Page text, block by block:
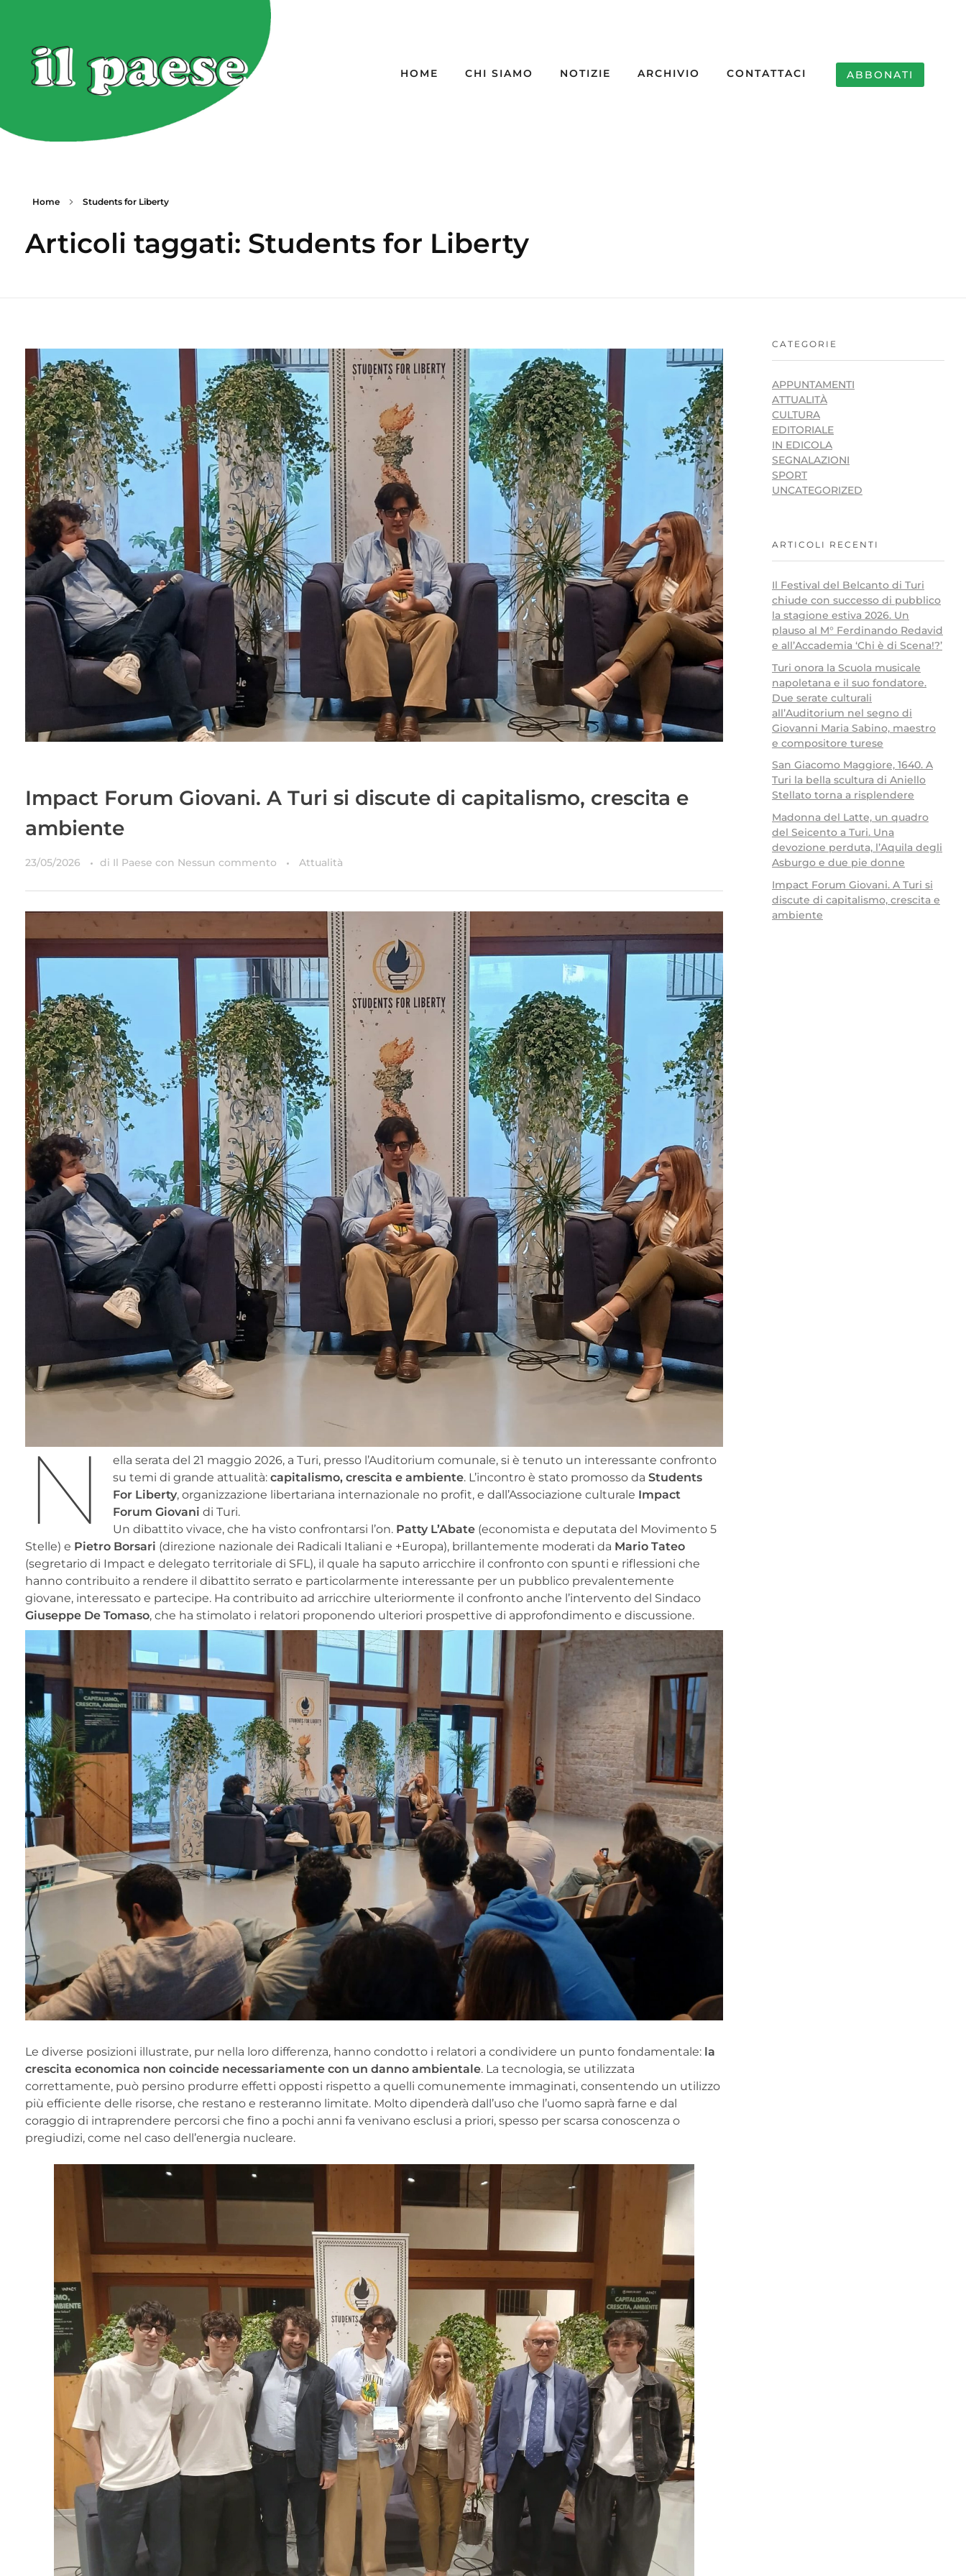
HOME CHI SIAMO NOTIZIE ARCHIVIO CONTATTACI ABBONATI
Home Students for Liberty
Articoli taggati: Students for Liberty
Impact Forum Giovani. A Turi si discute di capitalismo, crescita e
ambiente
23/05/2026 di Il Paese con Nessun commento Attualità
N
ella serata del 21 maggio 2026, a Turi, presso l’Auditorium comunale, si è tenuto un interessante confronto
su temi di grande attualità:capitalismo, crescita e ambiente. L’incontro è stato promosso daStudents
For Liberty, organizzazione libertariana internazionale no profit, e dall’Associazione culturale Impact
Forum Giovani di Turi.
Un dibattito vivace, che ha visto confrontarsi l’on. Patty L’Abate (economista e deputata del Movimento 5
Stelle) e Pietro Borsari (direzione nazionale dei Radicali Italiani e +Europa), brillantemente moderati da Mario Tateo
(segretario di Impact e delegato territoriale di SFL), il quale ha saputo arricchire il confronto con spunti e riflessioni che
hanno contribuito a rendere il dibattito serrato e particolarmente interessante per un pubblico prevalentemente
giovane, interessato e partecipe. Ha contribuito ad arricchire ulteriormente il confronto anche l’intervento del Sindaco
Giuseppe De Tomaso, che ha stimolato i relatori proponendo ulteriori prospettive di approfondimento e discussione.
Le diverse posizioni illustrate, pur nella loro differenza, hanno condotto i relatori a condividere un punto fondamentale: la
crescita economica non coincide necessariamente con un danno ambientale. La tecnologia, se utilizzata
correttamente, può persino produrre effetti opposti rispetto a quelli comunemente immaginati, consentendo un utilizzo
più efficiente delle risorse, che restano e resteranno limitate. Molto dipenderà dall’uso che l’uomo saprà farne e dal
coraggio di intraprendere percorsi che fino a pochi anni fa venivano esclusi a priori, spesso per scarsa conoscenza o
pregiudizi, come nel caso dell’energia nucleare.
CATEGORIE
APPUNTAMENTI
ATTUALITÀ
CULTURA
EDITORIALE
IN EDICOLA
SEGNALAZIONI
SPORT
UNCATEGORIZED
ARTICOLI RECENTI
Il Festival del Belcanto di Turi
chiude con successo di pubblico
la stagione estiva 2026. Un
plauso al M° Ferdinando Redavid
e all’Accademia ‘Chi è di Scena!?’
Turi onora la Scuola musicale
napoletana e il suo fondatore.
Due serate culturali
all’Auditorium nel segno di
Giovanni Maria Sabino, maestro
e compositore turese
San Giacomo Maggiore, 1640. A
Turi la bella scultura di Aniello
Stellato torna a risplendere
Madonna del Latte, un quadro
del Seicento a Turi. Una
devozione perduta, l’Aquila degli
Asburgo e due pie donne
Impact Forum Giovani. A Turi si
discute di capitalismo, crescita e
ambiente